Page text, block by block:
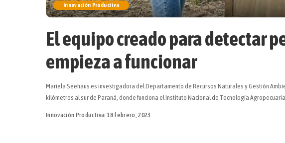
Innovación Productiva
El equipo creado para detectar
empieza a funcionar
Mariela Seehaus es investigadora del Departamento de Recursos Naturales y Gestión
kilómetros al sur de Paraná, donde funciona el Instituto Nacional de Tecnología
Innovación Productiva 18 febrero, 2023